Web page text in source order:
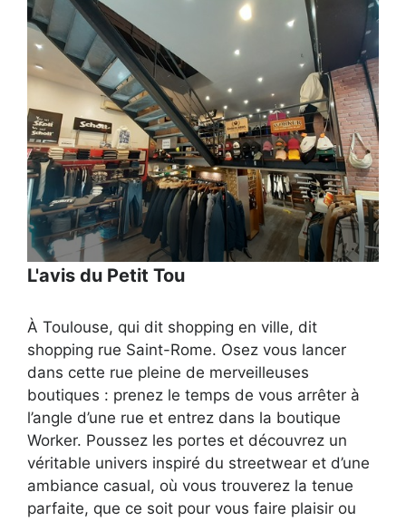
L'avis du Petit Tou
À Toulouse, qui dit shopping en ville, dit
shopping rue Saint-Rome. Osez vous lancer
dans cette rue pleine de merveilleuses
boutiques : prenez le temps de vous arrêter à
l’angle d’une rue et entrez dans la boutique
Worker. Poussez les portes et découvrez un
véritable univers inspiré du streetwear et d’une
ambiance casual, où vous trouverez la tenue
parfaite, que ce soit pour vous faire plaisir ou